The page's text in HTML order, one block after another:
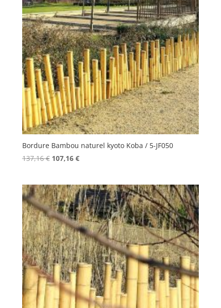
Bordure Bambou naturel kyoto Koba / 5-JF050
137,16€ Le
était :
137,16 €.
107,16 €Le
est :
107,16 €.